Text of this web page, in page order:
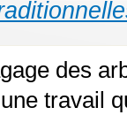
des
travail